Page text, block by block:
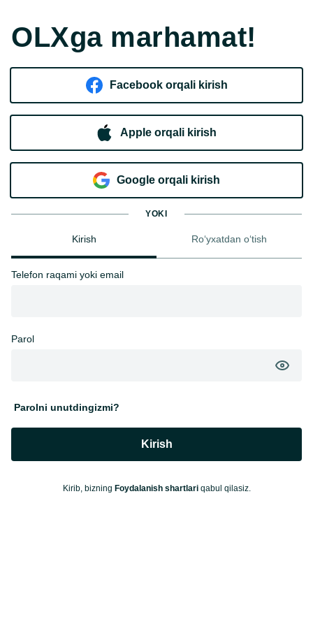
OLXga marhamat!
Facebook orqali kirish​
Apple orqali kirish
Goo​g​le orqali kirish
YOKI
Kirish Ro‘yxatdan o‘tish
Telefon raqami yoki email
Parol
Parolni unutdingizmi?
Kirish
Kirib, bizning Foydalanish shartlariqabul qilasiz.